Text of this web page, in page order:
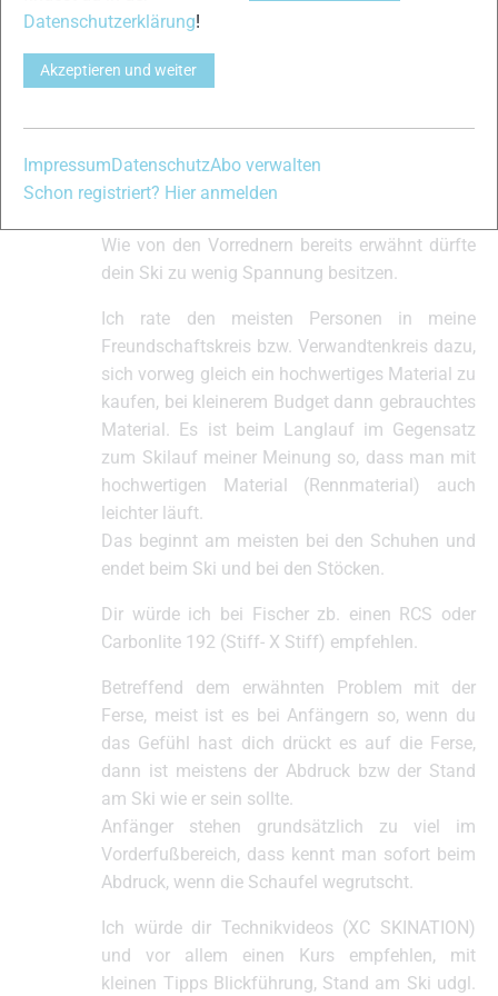
Teilnehmer
Max Steiner
Danke für deine Tipps!
Alexander Weiß
29. Januar 2021 um 11:06 Uhr
Hallo Max!
Wie von den Vorrednern bereits erwähnt dürfte
dein Ski zu wenig Spannung besitzen.
Ich rate den meisten Personen in meine
Freundschaftskreis bzw. Verwandtenkreis dazu,
sich vorweg gleich ein hochwertiges Material zu
kaufen, bei kleinerem Budget dann gebrauchtes
Material. Es ist beim Langlauf im Gegensatz
zum Skilauf meiner Meinung so, dass man mit
hochwertigen Material (Rennmaterial) auch
leichter läuft.
Das beginnt am meisten bei den Schuhen und
endet beim Ski und bei den Stöcken.
Dir würde ich bei Fischer zb. einen RCS oder
Carbonlite 192 (Stiff- X Stiff) empfehlen.
Betreffend dem erwähnten Problem mit der
Ferse, meist ist es bei Anfängern so, wenn du
das Gefühl hast dich drückt es auf die Ferse,
dann ist meistens der Abdruck bzw der Stand
am Ski wie er sein sollte.
Anfänger stehen grundsätzlich zu viel im
Vorderfußbereich, dass kennt man sofort beim
Abdruck, wenn die Schaufel wegrutscht.
Ich würde dir Technikvideos (XC SKINATION)
und vor allem einen Kurs empfehlen, mit
kleinen Tipps Blickführung, Stand am Ski udgl.
Datenschutzerklärung!
Akzeptieren und weiter
ImpressumDatenschutzAbo verwalten
Schon registriert? Hier anmelden